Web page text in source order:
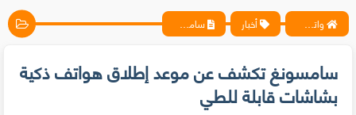
واتس آب ، فيسبوك ، أنترنت ، شروحات تقنية حصرية - المحترف أخبار سامسونغ تكشف عن موعد إطلاق هواتف ذكية بشاشات قابلة للطي
سامسونغ تكشف عن موعد إطلاق هواتف ذكية
بشاشات قابلة للطي